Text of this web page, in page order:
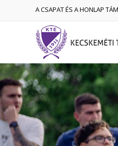
A CSAPAT ÉS A HONLAP